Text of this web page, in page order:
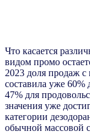
Что касается
видом промо
2023 доля продаж с
составила уже 60%
47% для
значения уже
категории
обычной массовой